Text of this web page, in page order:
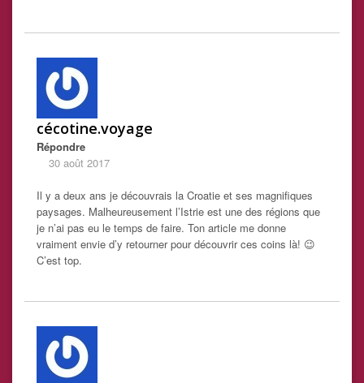
cécotine.voyage
Répondre
30 août 2017
Il y a deux ans je découvrais la Croatie et ses magnifiques
paysages. Malheureusement l’Istrie est une des régions que
je n’ai pas eu le temps de faire. Ton article me donne
vraiment envie d’y retourner pour découvrir ces coins là! 😉
C’est top.